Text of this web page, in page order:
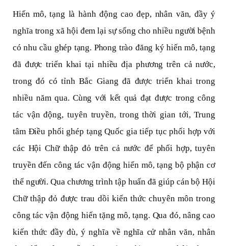
Hiến mô, tạng là hành động cao đẹp, nhân văn, đầy ý
nghĩa trong xã hội đem lại sự sống cho nhiều người bệnh
có nhu cầu ghép tạng. Phong trào đăng ký hiến mô, tạng
đã được triển khai tại nhiều địa phương trên cả nước,
trong đó có tỉnh Bắc Giang đã được triển khai trong
nhiều năm qua. Cùng với kết quả đạt được trong công
tác vận động, tuyên truyền, trong thời gian tới, Trung
tâm Điều phối ghép tạng Quốc gia tiếp tục phối hợp với
các Hội Chữ thập đỏ trên cả nước để phối hợp, tuyên
truyền đến công tác vận động hiến mô, tạng bộ phận cơ
thể người. Qua chương trình tập huấn đã giúp cán bộ Hội
Chữ thập đỏ được trau dồi kiến thức chuyên môn trong
công tác vận động hiến tặng mô, tạng. Qua đó, nâng cao
kiến thức đầy đù, ý nghĩa về nghĩa cử nhân văn, nhân